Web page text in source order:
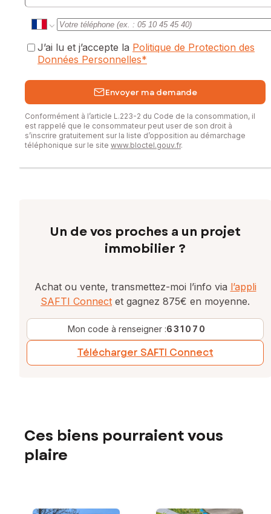
J’ai lu et j’accepte la Politique de Protection des
Données Personnelles*
Envoyer ma demande
Conformément à l’article L.223-2 du Code de la consommation, il
est rappelé que le consommateur peut user de son droit à
s’inscrire gratuitement sur la liste d’opposition au démarchage
téléphonique sur le site www.bloctel.gouv.fr.
Un de vos proches a un projet
immobilier ?
Achat ou vente, transmettez-moi l’info via l’appli
SAFTI Connect et gagnez 875€ en moyenne.
Mon code à renseigner :631070
Télécharger SAFTI Connect
Ces biens pourraient vous
plaire